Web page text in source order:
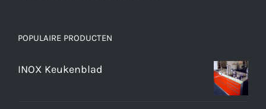
POPULAIRE PRODUCTEN
INOX Keukenblad